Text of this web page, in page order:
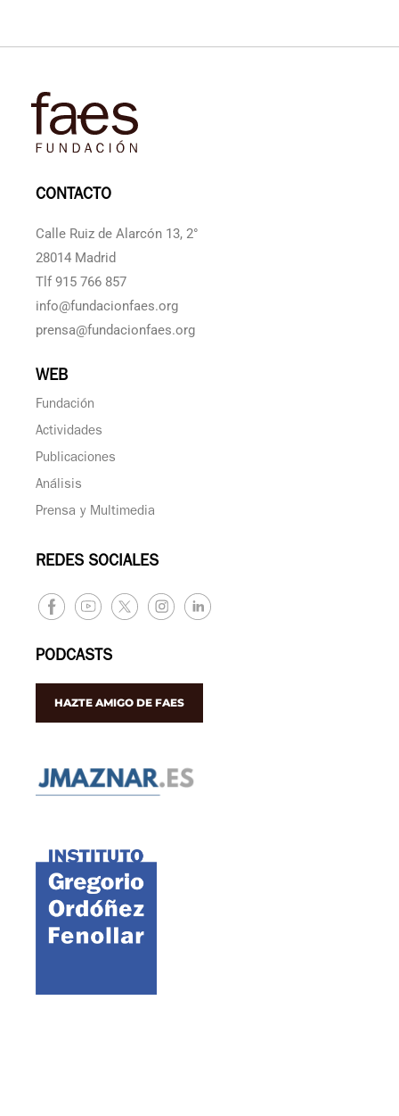
CONTACTO
Calle Ruiz de Alarcón 13, 2°
28014 Madrid
Tlf 915 766 857
info@fundacionfaes.org
prensa@fundacionfaes.org
WEB
Fundación
Actividades
Publicaciones
Análisis
Prensa y Multimedia
REDES SOCIALES
PODCASTS
HAZTE AMIGO DE FAES